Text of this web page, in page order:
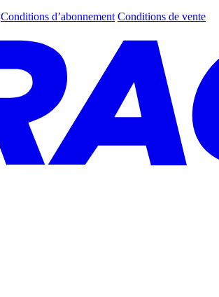
Conditions d’abonnement Conditions de vente